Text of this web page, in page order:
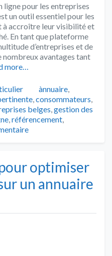
ligne pour les entreprises
un outil essentiel pour les
à accroître leur visibilité et
En tant que plateforme
d’entreprises et de
nombreux avantages tant
more…
Tags
ànnuaire,
,consommateurs,
belges,gestion des
,référencement,
optimiser
un annuaire